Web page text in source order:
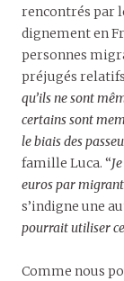
rencontrés par
dignement en
personnes
préjugés relatifs
qu’ils ne sont
certains sont
le biais des
famille Luca. “
euros par
s’indigne une
pourrait utiliser
Comme nous